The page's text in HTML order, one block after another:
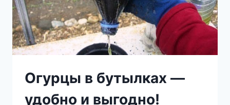
ЗДЕСЬ!
Огурцы в бутылках —
удобно и выгодно!